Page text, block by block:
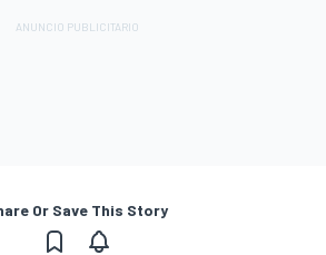
Or Save This Story